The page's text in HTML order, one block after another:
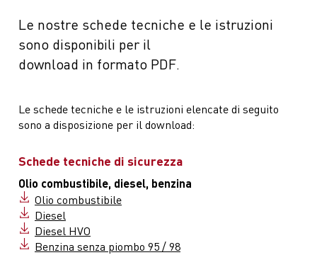
Le nostre schede tecniche e le istruzioni
sono disponibili per il
download in formato PDF.
Le schede tecniche e le istruzioni elencate di seguito
sono a disposizione per il download:
Schede tecniche di sicurezza
Olio combustibile, diesel, benzina
Olio combustibile
Diesel
Diesel HVO
Benzina senza piombo 95 / 98